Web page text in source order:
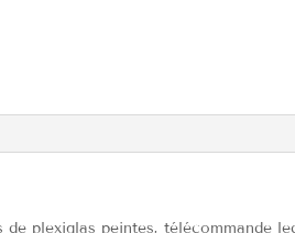
plexiglas peintes, télécommande